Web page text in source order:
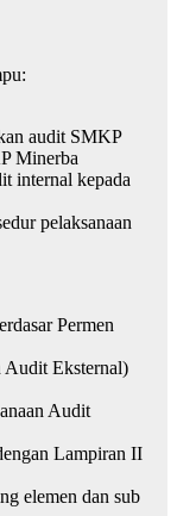
audit SMKP
Minerba
internal kepada
pelaksanaan
Permen
Eksternal)
Audit
Lampiran II
elemen dan sub